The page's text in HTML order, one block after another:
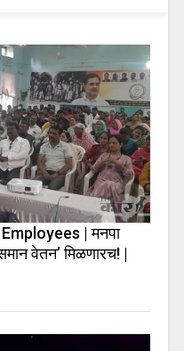
| मनपा
वेतन’ मिळणारच! |